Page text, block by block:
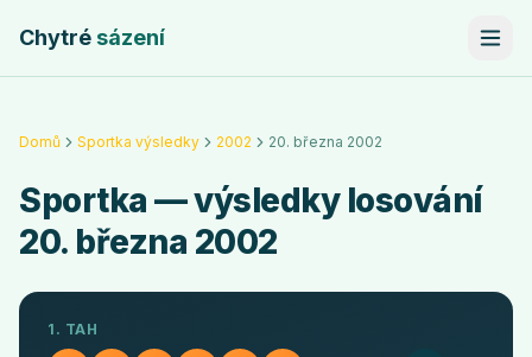
Chytrésázení
Domů Sportka výsledky 2002 20. března 2002
Sportka — výsledky losování
20. března 2002
1. TAH